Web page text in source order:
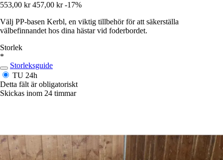
553,00 kr 457,00 kr -17%
Välj PP-basen Kerbl, en viktig tillbehör för att säkerställa
välbefinnandet hos dina hästar vid foderbordet.
Storlek
*
Storleksguide
TU 24h
Detta fält är obligatoriskt
Skickas inom 24 timmar